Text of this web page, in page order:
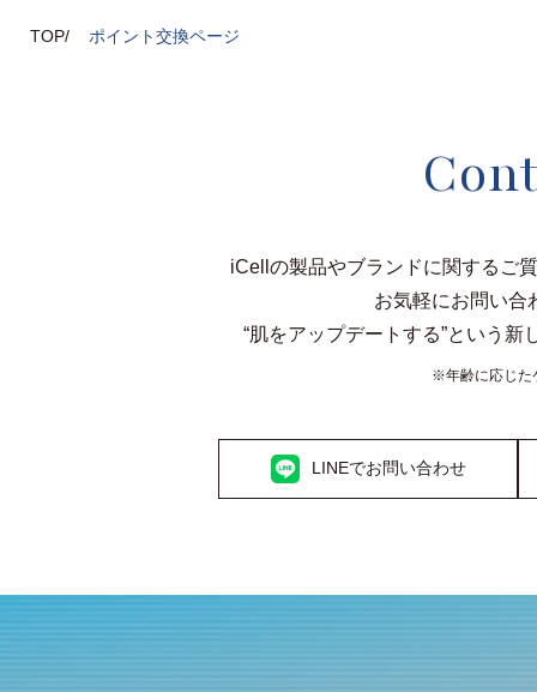
TOP ポイント交換ページ
iCellの製品やブランドに関するご
お気軽にお問い合
“肌をアップデートする”という 新
※年齢に応じた
LINEでお問い合わせ